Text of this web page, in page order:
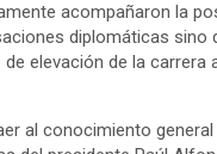
acompañaron la
diplomáticas
elevación de la carrera
al conocimiento